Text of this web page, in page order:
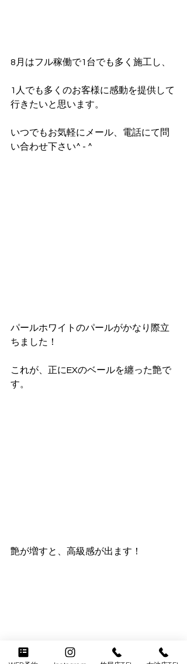
8月はフル稼働で1台でも多く施工し、
1人でも多くのお客様に感動を提供して
行きたいと思います。
いつでもお気軽にメール、電話にて問
い合わせ下さい^ - ^
パールホワイトのパールがかなり際立
ちました！
これが、正にEXのベールを纏った艶で
す。
艶が増すと、高級感が出ます！